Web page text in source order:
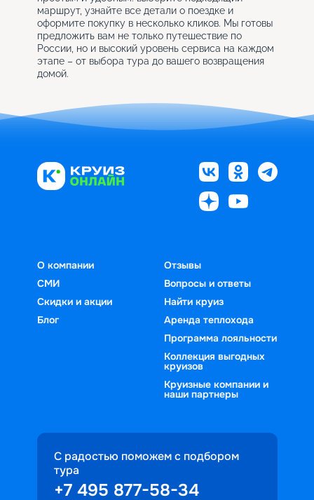
маршрут, узнайте все детали о поездке и
оформите покупку в несколько кликов. Мы готовы
предложить вам не только путешествие по
России, но и высокий уровень сервиса на каждом
этапе – от выбора тура до вашего возвращения
домой.
О компании
СМИ
Скидки и акции
Блог
Отзывы
Вопросы и ответы
Найти круиз
Аренда теплохода
Программа лояльности
Коллекция выгодных
круизов
Круизные компании и
наши партнеры
С радостью поможем с подбором
тура
+7 495 877-58-34